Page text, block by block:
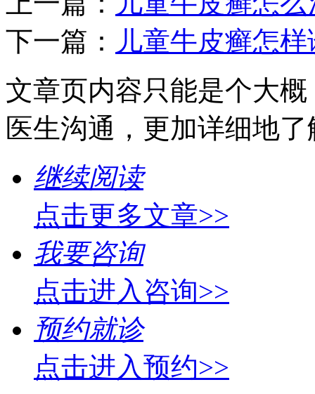
下一篇： 儿童牛皮癣怎
文章页内容只能是个大
医生沟通，更加详细地
继续阅读
点击更多文章>>
我要咨询
点击进入咨询>>
预约就诊
点击进入预约>>